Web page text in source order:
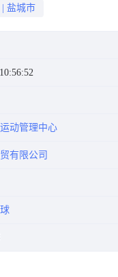
盐城市
动管理中心
有限公司